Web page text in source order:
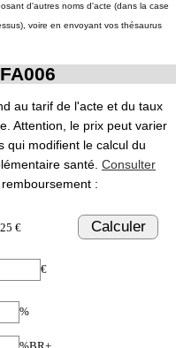
d'autres noms d'acte (dans la case
voire en envoyant vos thésaurus
au tarif de l'acte et du taux
Attention, le prix peut varier
qui modifient le calcul du
santé. Consulter
:
€ Calculer
€
%